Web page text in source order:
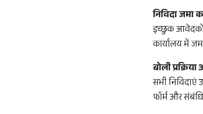
निविदा जमा
इच्छुक आवेदकों
कार्यालय में
बोली
सभी निविदाएं
फॉर्म और